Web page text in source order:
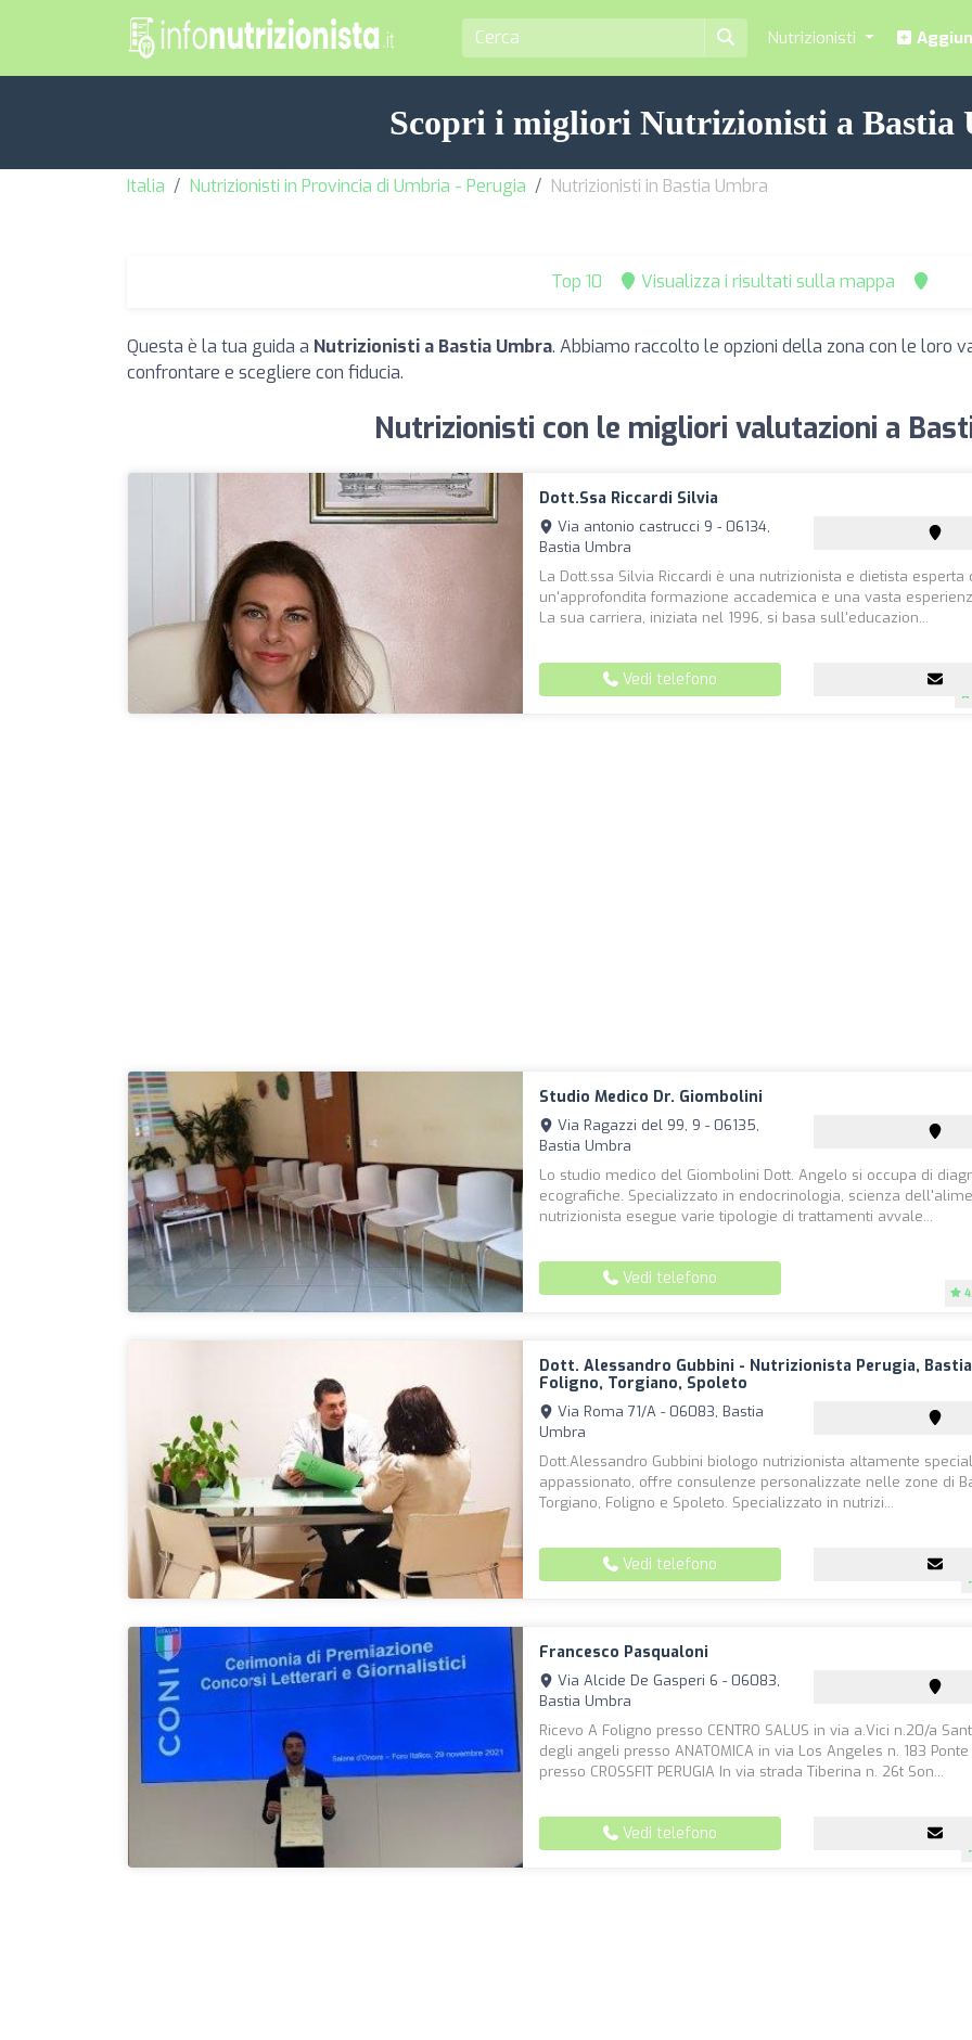
Nutrizionisti
Scopri i migliori Nutrizionisti a Bastia
Italia Nutrizionisti in Provincia di Umbria - Perugia Nutrizionisti in Bastia Umbra
Top 10 Visualizza i risultati sulla mappa
Questa è la tua guida a Nutrizionisti a Bastia Umbra. Abbiamo raccolto le opzioni della zona con le loro
confrontare e scegliere con fiducia.
Nutrizionisti con le migliori valutazioni a
Dott.ssa Riccardi Silvia
Via antonio castrucci 9 - 06134,
Bastia Umbra
La Dott.ssa Silvia Riccardi è una nutrizionista e dietista esperta
un'approfondita formazione accademica e una vasta
La sua carriera, iniziata nel 1996, si basa sull'educazion...
Vedi telefono
Studio Medico Dr. Giombolini
Via Ragazzi del 99, 9 - 06135,
Bastia Umbra
Lo studio medico del Giombolini Dott. Angelo si occupa di
ecografiche. Specializzato in endocrinologia, scienza
nutrizionista esegue varie tipologie di trattamenti avvale...
Vedi telefono
Dott. Alessandro Gubbini - Nutrizionista Perugia,
Foligno, Torgiano, Spoleto
Via Roma 71/A - 06083, Bastia
Umbra
Dott.Alessandro Gubbini biologo nutrizionista altamente
appassionato, offre consulenze personalizzate nelle zone di
Torgiano, Foligno e Spoleto. Specializzato in nutrizi...
Vedi telefono
Francesco Pasqualoni
Via Alcide De Gasperi 6 - 06083,
Bastia Umbra
Ricevo A Foligno presso CENTRO SALUS in via a.Vici n.20/a
degli angeli presso ANATOMICA in via Los Angeles n. 183
presso CROSSFIT PERUGIA In via strada Tiberina n. 26t Son...
Vedi telefono